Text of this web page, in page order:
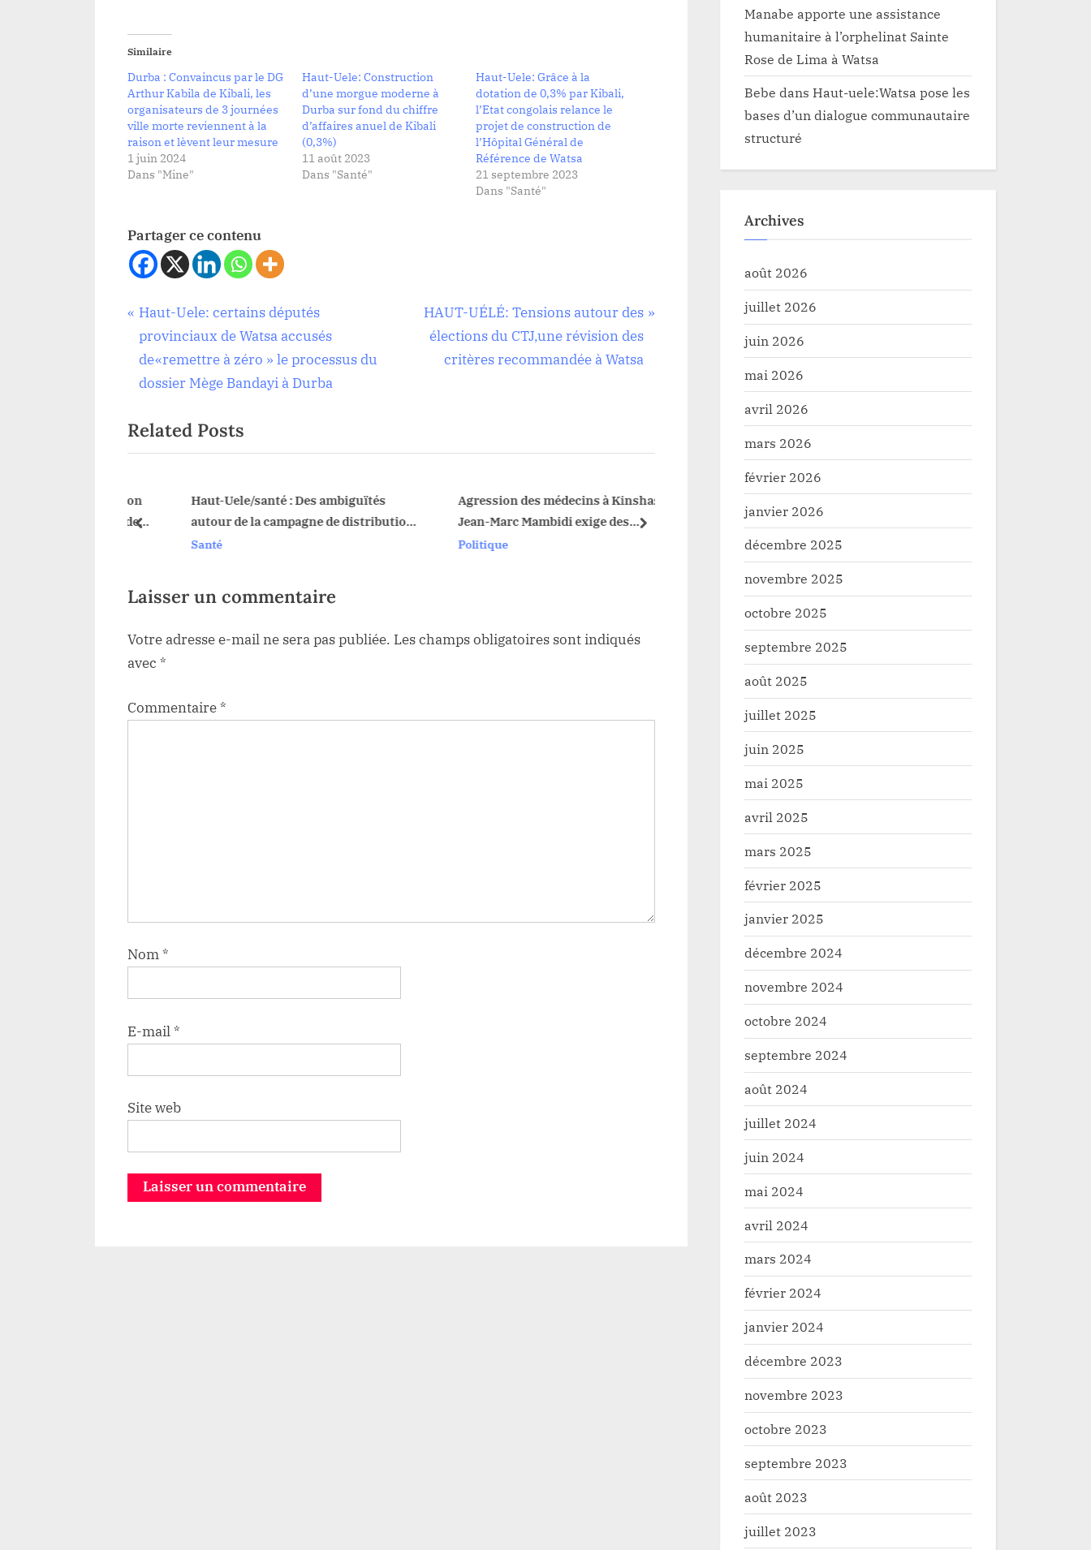
Similaire
Durba : Convaincus par le DG
Arthur Kabila de Kibali, les
organisateurs de 3 journées
ville morte reviennent à la
raison et lèvent leur mesure
1 juin 2024
Dans "Mine"
Haut-Uele: Construction
d’une morgue moderne à
Durba sur fond du chiffre
d’affaires anuel de Kibali
(0,3%)
11 août 2023
Dans "Santé"
Haut-Uele: Grâce à la
dotation de 0,3% par Kibali,
l’Etat congolais relance le
projet de construction de
l’Hôpital Général de
Référence de Watsa
21 septembre 2023
Dans "Santé"
Partager ce contenu
Santé
Navigation
de
l’article
P
r
e
v
o
u
P
o
:
Haut-Uele: certains députés
provinciaux de Watsa accusés
de«remettre à zéro » le processus du
dossier Mège Bandayi à Durba
N
e
s
HAUT-UÉLÉ: Tensions autour des
élections du CTJ,une révision des
critères recommandée à Watsa
Related Posts
Haut-Uele/santé : Des ambiguïtés
autour de la campagne de distribution
des moustiquaires en zone de santé de
Agression des médecins à Kinshasa : Dr
Jean-Marc Mambidi exige des
poursuites judiciaires
Politique
Haut-Uele: un nouveau cas de
Monkeypox confirmé dans la
zone de santé rurale de Watsa
Santé
Ebola en RDC : Jean-
prev next
Laisser un commentaire
Votre adresse e-mail ne sera pas publiée. Les champs obligatoires sont indiqués
avec *
Commentaire*
Nom*
E-mail*
Site web
Manabe apporte une assistance
humanitaire à l’orphelinat Sainte
Rose de Lima à Watsa
Bebe dans Haut-uele:Watsa pose les
bases d’un dialogue communautaire
structuré
Archives
août 2026
juillet 2026
juin 2026
mai 2026
avril 2026
mars 2026
février 2026
janvier 2026
décembre 2025
novembre 2025
octobre 2025
septembre 2025
août 2025
juillet 2025
juin 2025
mai 2025
avril 2025
mars 2025
février 2025
janvier 2025
décembre 2024
novembre 2024
octobre 2024
septembre 2024
août 2024
juillet 2024
juin 2024
mai 2024
avril 2024
mars 2024
février 2024
janvier 2024
décembre 2023
novembre 2023
octobre 2023
septembre 2023
août 2023
juillet 2023